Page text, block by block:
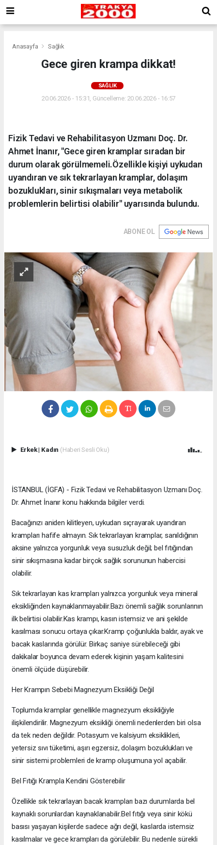
Anasayfa Sağlık
Gece giren krampa dikkat!
SAĞLIK
20.06.2026 - 15:31, Güncelleme: 20.06.2026 - 16:57
Fizik Tedavi ve Rehabilitasyon Uzmanı Doç. Dr.
Ahmet İnanır, "Gece giren kramplar sıradan bir
durum olarak görülmemeli.Özellikle kişiyi uykudan
uyandıran ve sık tekrarlayan kramplar, dolaşım
bozuklukları, sinir sıkışmaları veya metabolik
problemlerin belirtisi olabilir" uyarısında bulundu.
ABONE OL
Erkek| Kadın (Haberi Sesli Oku)
İSTANBUL (İGFA) - Fizik Tedavi ve Rehabilitasyon Uzmanı Doç.
Dr. Ahmet İnanır konu hakkında bilgiler verdi.
Bacağınızı aniden kilitleyen, uykudan sıçrayarak uyandıran
krampları hafife almayın. Sık tekrarlayan kramplar, sanıldığının
aksine yalnızca yorgunluk veya susuzluk değil; bel fıtığından
sinir sıkışmasına kadar birçok sağlık sorununun habercisi
olabilir.
Sık tekrarlayan kas krampları yalnızca yorgunluk veya mineral
eksikliğinden kaynaklanmayabilir.Bazı önemli sağlık sorunlarının
ilk belirtisi olabilir.Kas krampı, kasın istemsiz ve ani şekilde
kasılması sonucu ortaya çıkar.Kramp çoğunlukla baldır, ayak ve
bacak kaslarında görülür. Birkaç saniye sürebileceği gibi
dakikalar boyunca devam ederek kişinin yaşam kalitesini
önemli ölçüde düşürebilir.
Her Krampın Sebebi Magnezyum Eksikliği Değil
Toplumda kramplar genellikle magnezyum eksikliğiyle
ilişkilendirilir. Magnezyum eksikliği önemli nedenlerden biri olsa
da tek neden değildir. Potasyum ve kalsiyum eksiklikleri,
yetersiz sıvı tüketimi, aşırı egzersiz, dolaşım bozuklukları ve
sinir sistemi problemleri de kramp oluşumuna yol açabilir.
Bel Fıtığı Krampla Kendini Gösterebilir
Özellikle sık tekrarlayan bacak krampları bazı durumlarda bel
kaynaklı sorunlardan kaynaklanabilir.Bel fıtığı veya sinir kökü
basısı yaşayan kişilerde sadece ağrı değil, kaslarda istemsiz
kasılmalar ve gece krampları da görülebilir. Bu nedenle sürekli